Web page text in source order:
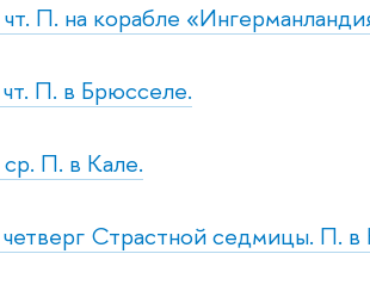
П. на корабле
П. в Брюсселе.
П. в Кале.
Страстной седмицы. П. в